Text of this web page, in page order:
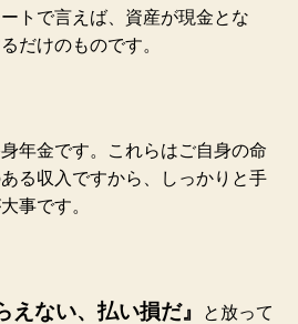
トで言えば、資産が現金とな
だけのものです。
年金です。これらはご自身の命
る収入ですから、しっかりと手
事です。
えない、払い損だ』
と放って